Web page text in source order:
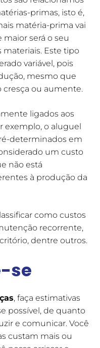
primas, isto é,
matéria-prima vai
será o seu
Este tipo
variável, pois
mesmo que
ou aumente.
ligados aos
exemplo, o aluguel
determinados em
um custo
não está
à produção da
como custos
recorrente,
dentre outros.
se
, faça estimativas
possível, de quanto
e comunicar. Você
custam mais ou